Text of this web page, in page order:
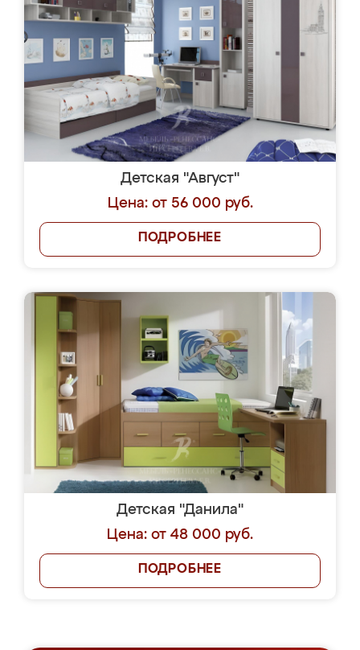
Детская "Август"
Цена: от 56 000 руб.
ПОДРОБНЕЕ
Детская "Данила"
Цена: от 48 000 руб.
ПОДРОБНЕЕ